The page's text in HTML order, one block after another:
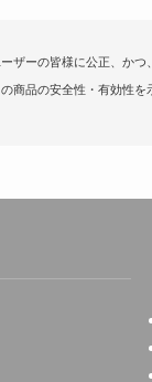
ザーの皆様に公正、か
商品の安全性・有効性